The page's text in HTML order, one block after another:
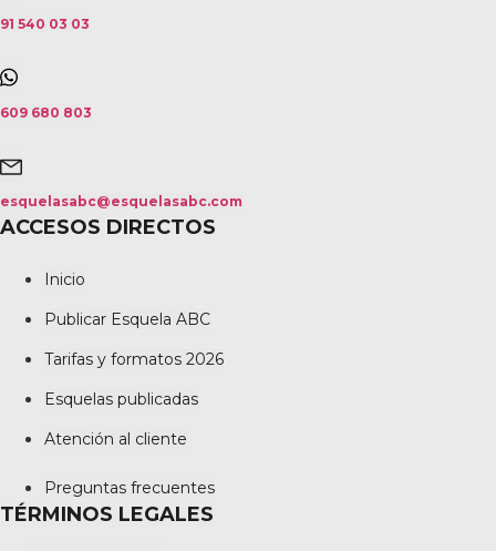
91 540 03 03
609 680 803
esquelasabc@esquelasabc.com
ACCESOS DIRECTOS
Inicio
Publicar Esquela ABC
Tarifas y formatos 2026
Esquelas publicadas
Atención al cliente
Preguntas frecuentes
TÉRMINOS LEGALES